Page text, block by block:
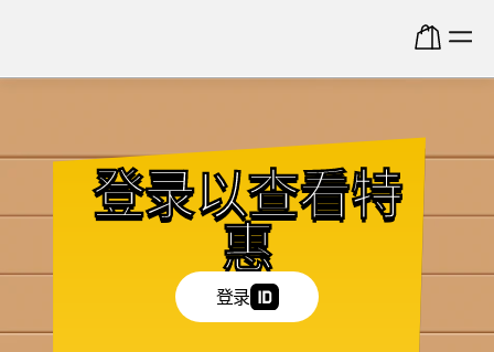
登录以查看特
惠
登录